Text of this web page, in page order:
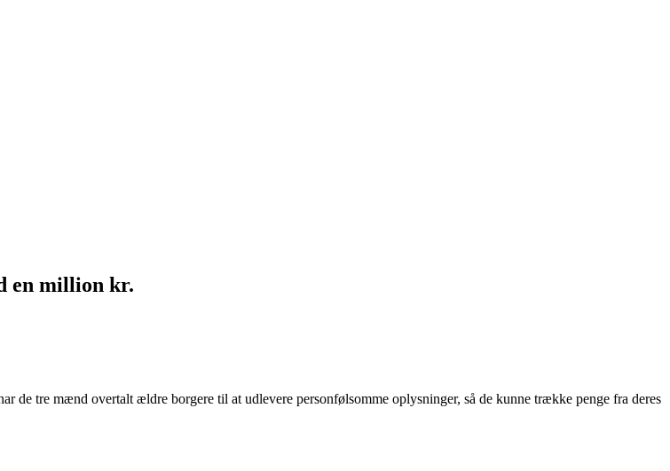
en million kr.
de tre mænd overtalt ældre borgere til at udlevere personfølsomme oplysninger, så de kunne trække penge fra deres